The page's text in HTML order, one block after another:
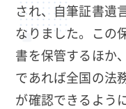
され、自筆証書遺
なりました。この
書を保管するほか
であれば全国の法
が確認できるよう